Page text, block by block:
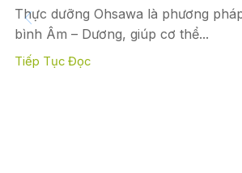
Thực dưỡng Ohsawa là phương
bình Âm – Dương, giúp cơ thể...
Tiếp Tục Đọc